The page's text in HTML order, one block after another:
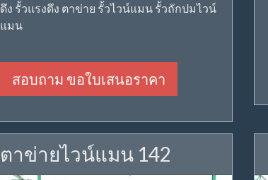
ดึง รั้วแรงดึง ตาข่าย รั้วไวน์แมน รั้วถักปมไวน์
แมน
สอบถาม ขอใบเสนอราคา
ตาข่ายไวน์แมน 142